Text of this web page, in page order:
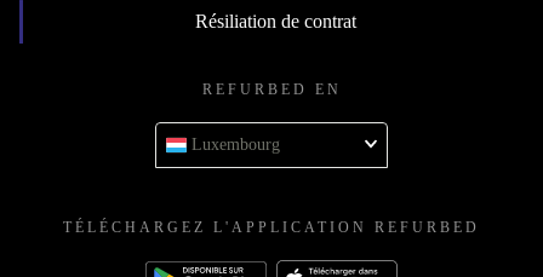
Résiliation de contrat
REFURBED EN
Luxembourg
TÉLÉCHARGEZ L'APPLICATION REFURBED